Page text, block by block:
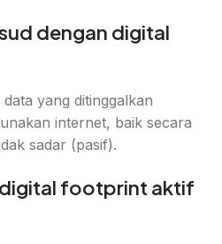
dengan digital
yang ditinggalkan
internet, baik secara
sadar (pasif).
footprint aktif